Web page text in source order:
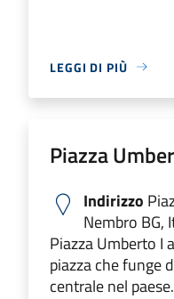
LEGGI DI PIÙ
Piazza
Indirizzo
Nembro BG,
Piazza Umberto I
piazza che funge
centrale nel paese.